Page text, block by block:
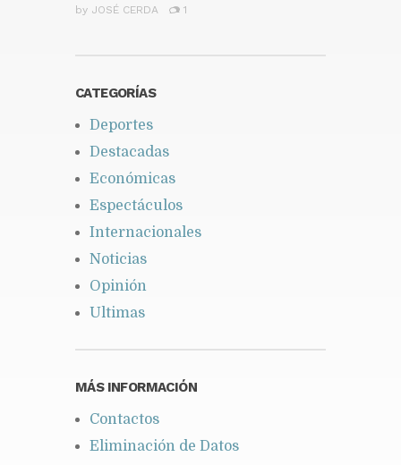
by JOSÉ CERDA 1
CATEGORÍAS
Deportes
Destacadas
Económicas
Espectáculos
Internacionales
Noticias
Opinión
Ultimas
MÁS INFORMACIÓN
Contactos
Eliminación de Datos